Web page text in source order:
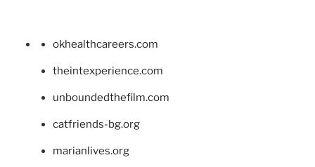
okhealthcareers.com
theintexperience.com
unboundedthefilm.com
catfriends-bg.org
marianlives.org